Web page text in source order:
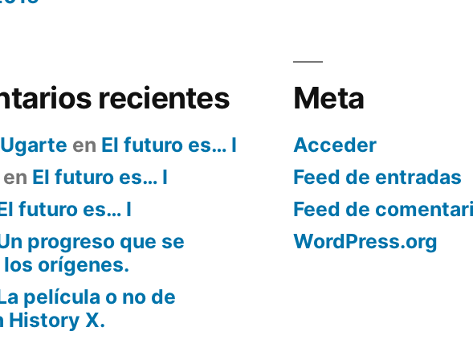
recientes
en El futuro es… I
en El futuro es… I
futuro es… I
progreso que se
los orígenes.
película o no de
History X.
Meta
Acceder
Feed de entradas
Feed de
WordPress.org